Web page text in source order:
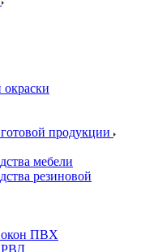
продукции
мебели
резиновой
окон ПВХ
РВД